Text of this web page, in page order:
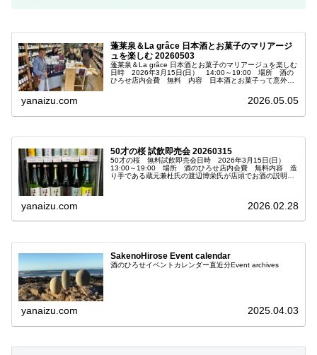
蓬莱泉＆La grâce 日本酒とお菓子のマリアージ
ュを楽しむ 20260503
蓬莱泉＆La grâce 日本酒とお菓子のマリアージュを楽しむ
日時 2026年3月15日(日） 14:00～19:00 場所 酒の
ひろせ店内会費 無料 内容 日本酒とお菓子って意外と
yanaizu.com 2026.05.05
50才の桜 試飲即売会 20260315
50才の桜 無料試飲即売会日時 2026年3月15日(日）
13:00～19:00 場所 酒のひろせ店内会費 無料内容 造
り手である蔵元兼杜氏の渡辺博栄氏が店頭でお酒の説明を
yanaizu.com 2026.02.28
SakenoHirose Event calendar
酒のひろせイベントカレンダー直近分Event archives
yanaizu.com 2025.04.03